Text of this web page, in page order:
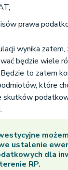
prawa
wynika zatem,
będzie wiele
to zatem
które
skutków
ustalenie
dla
RP.